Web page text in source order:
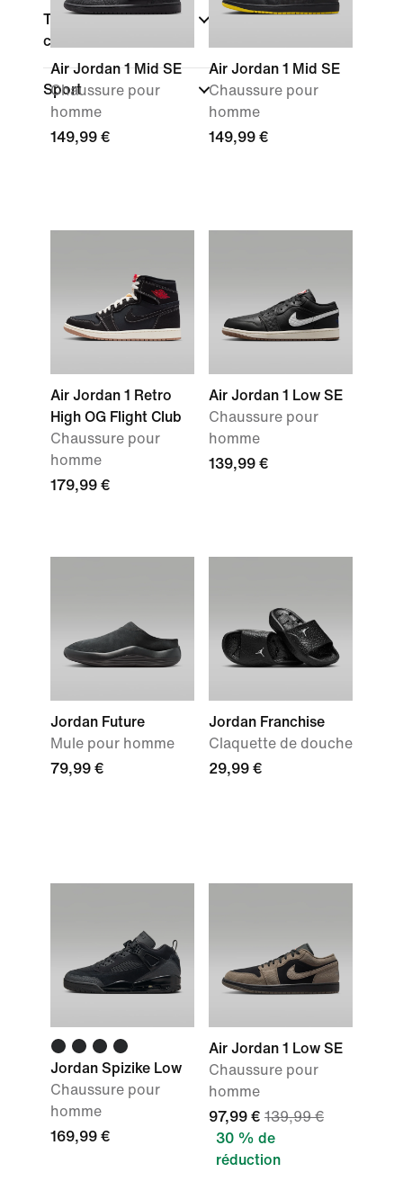
Type de coupe des
chaussures
Sport
Air Jordan 1 Mid SE
Chaussure pour
homme
149,99 €
Air Jordan 1 Mid SE
Chaussure pour
homme
149,99 €
Air Jordan 1 Retro
High OG Flight Club
Chaussure pour
homme
179,99 €
Air Jordan 1 Low SE
Chaussure pour
homme
139,99 €
Jordan Future
Mule pour homme
79,99 €
Jordan Franchise
Claquette de douche
29,99 €
Jordan Spizike Low
Chaussure pour
homme
169,99 €
Air Jordan 1 Low SE
Chaussure pour
homme
97,99 € 139,99 €
30 % de
réduction